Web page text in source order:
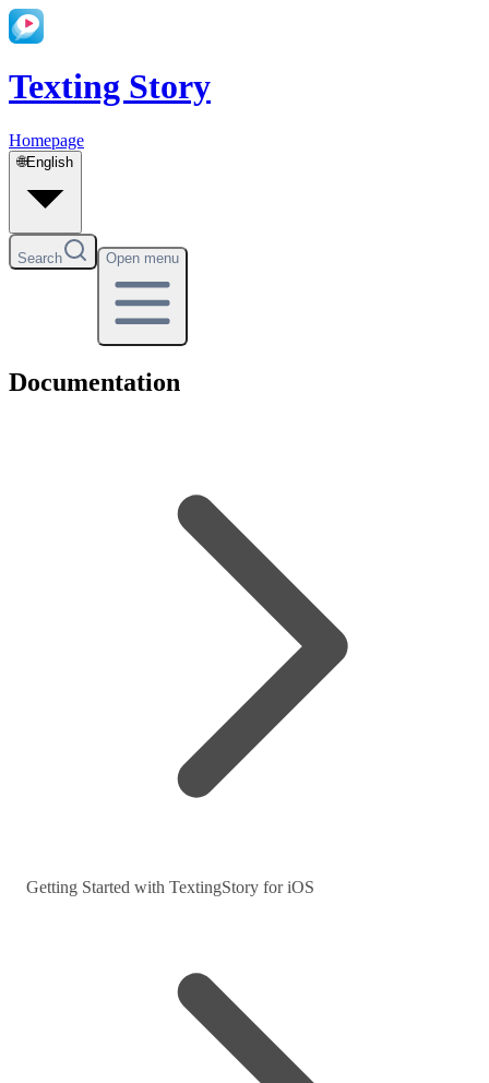
Texting Story
Homepage
🌐English
Search Open menu
Documentation
Getting Started with TextingStory for iOS